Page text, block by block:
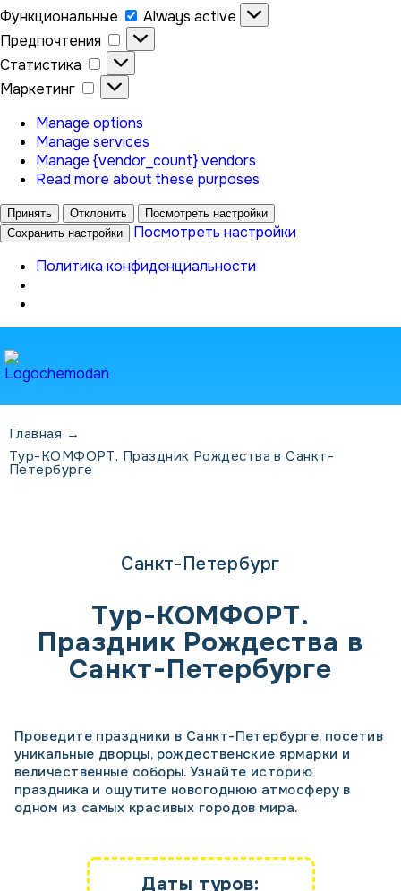
Функциональные
Функциональные
Always active
Предпочтения
Предпочтения
Статистика
Статистика
Маркетинг
Маркетинг
Manage options
Manage services
Manage {vendor_count} vendors
Read more about these purposes
Принять Отклонить
Посмотреть настройки
Сохранить настройки
Посмотреть настройки
Политика конфиденциальности
Главная →
Тур-КОМФОРТ. Праздник Рождества в Санкт-
Петербурге
Санкт-Петербург
Тур-КОМФОРТ.
Праздник Рождества в
Санкт-Петербурге
Проведите праздники в Санкт-Петербурге, посетив
уникальные дворцы, рождественские ярмарки и
величественные соборы. Узнайте историю
праздника и ощутите новогоднюю атмосферу в
одном из самых красивых городов мира.
Даты туров: